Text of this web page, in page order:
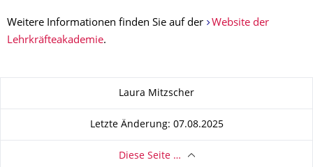
Weitere Informationen finden Sie auf der
Website der
Lehrkräfteakademie.
Laura Mitzscher
Letzte Änderung: 07.08.2025
Diese Seite …